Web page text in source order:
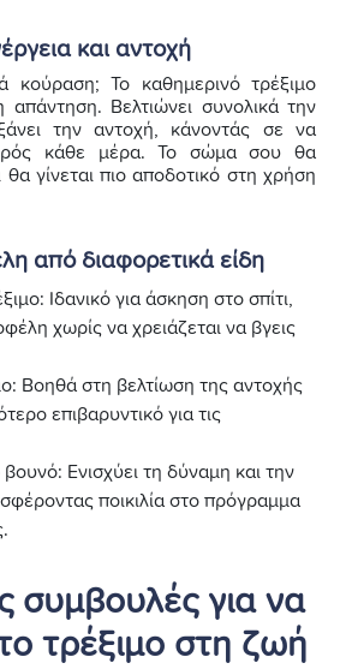
και αντοχή
κούραση; Το καθημερινό τρέξιμο
απάντηση. Βελτιώνει συνολικά την
την αντοχή, κάνοντάς σε να
κάθε μέρα. Το σώμα σου θα
γίνεται πιο αποδοτικό στη χρήση
από διαφορετικά είδη
Ιδανικό για άσκηση στο σπίτι,
χωρίς να χρειάζεται να βγεις
Βοηθά στη βελτίωση της αντοχής
επιβαρυντικό για τις
Ενισχύει τη δύναμη και την
ποικιλία στο πρόγραμμα
συμβουλές για να
τρέξιμο στη ζωή